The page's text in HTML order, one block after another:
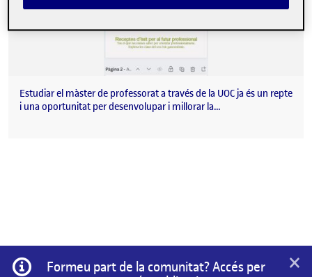
Estudiar el màster de professorat a través de la UOC ja és un repte
i una oportunitat per desenvolupar i millorar la…
Informació
Formeu part de la comunitat? Accés per
×